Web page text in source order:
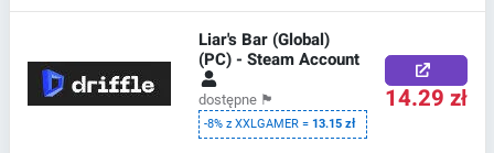
Liar's Bar (Global)
(PC) - Steam Account
dostępne 🏴
-8% z XXLGAMER =13.15 zł
14.29 zł